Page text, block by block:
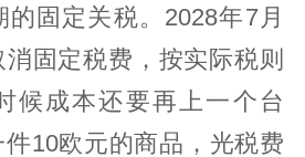
固定关税。2028年7月
固定税费，按实际税则
候成本还要再上一个台
10欧元的商品，光税费